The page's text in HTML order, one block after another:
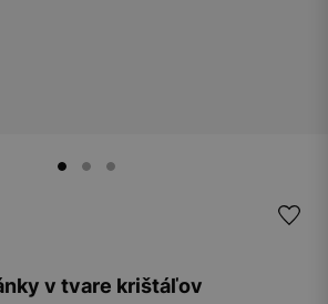
v tvare krištáľov